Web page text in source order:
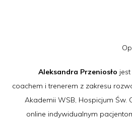
Aleksandra Przeniosło
coachem i trenerem z zakresu
Akademii WSB, Hospicjum Św.
online indywidualnym